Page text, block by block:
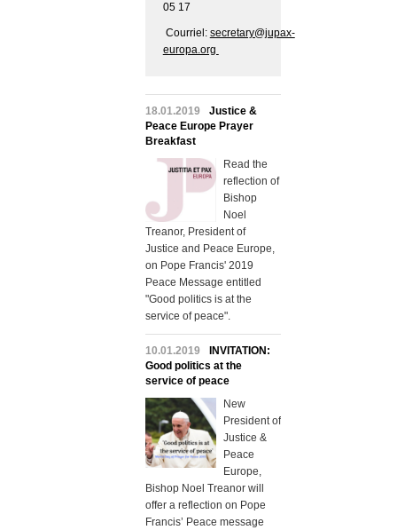
05 17
Courriel: secretary@jupax-
europa.org
18.01.2019
Justice &
Peace Europe Prayer
Breakfast
Read the
reflection of
Bishop
Noel
Treanor, President of
Justice and Peace Europe,
on Pope Francis' 2019
Peace Message entitled
"Good politics is at the
service of peace".
10.01.2019
INVITATION:
Good politics at the
service of peace
New
President of
Justice &
Peace
Europe,
Bishop Noel Treanor will
offer a reflection on Pope
Francis’ Peace message